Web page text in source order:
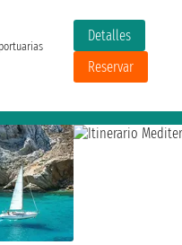
Detalles
Reservar